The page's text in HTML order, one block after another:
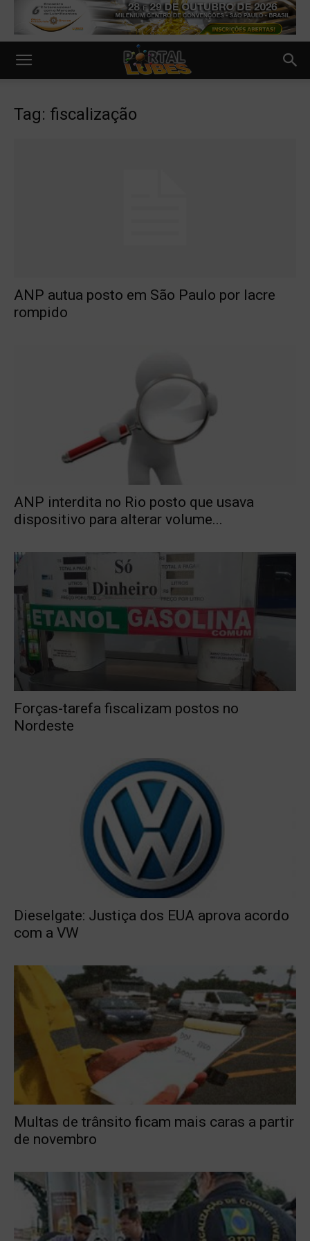
Tag: fiscalização
ANP autua posto em São Paulo por lacre
rompido
ANP interdita no Rio posto que usava
dispositivo para alterar volume...
Forças-tarefa fiscalizam postos no
Nordeste
Dieselgate: Justiça dos EUA aprova acordo
com a VW
Multas de trânsito ficam mais caras a partir
de novembro